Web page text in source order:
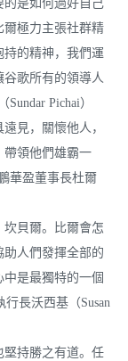
的是如何過好自己
爾極力主張社群精
的精神，我們運
歌所有的領導人
Pichai）
見，關懷他人，
帶領他們雄霸一
華盈董事長杜爾
坎貝爾。比爾會怎
人們發揮全部的
是最獨特的一個
長沃西基（Susan
堅持勝之有道。任